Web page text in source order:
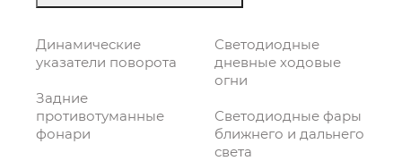
Динамические
указатели поворота
Задние
противотуманные
фонари
Светодиодные
дневные ходовые
огни
Светодиодные фары
ближнего и дальнего
света